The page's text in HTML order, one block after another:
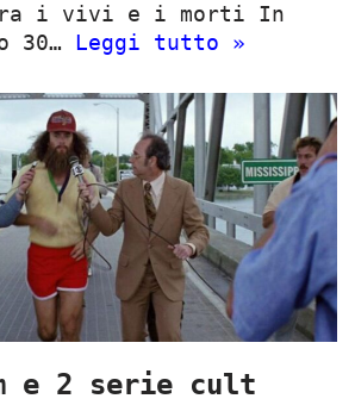
i vivi e i morti In
30… Leggi tutto »
e 2 serie cult